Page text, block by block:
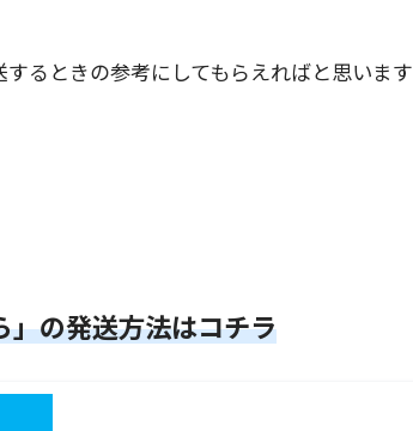
するときの参考にしてもらえればと思います
の発送方法はコチラ